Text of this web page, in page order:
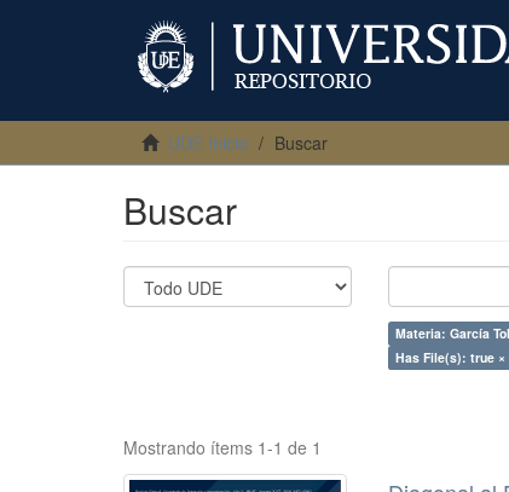
UDE Inicio Buscar
Buscar
Materia: García
Has File(s): true ×
Mostrando ítems 1-1 de 1